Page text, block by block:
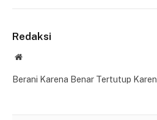
Redaksi
Website
Berani Karena Benar Tertutup